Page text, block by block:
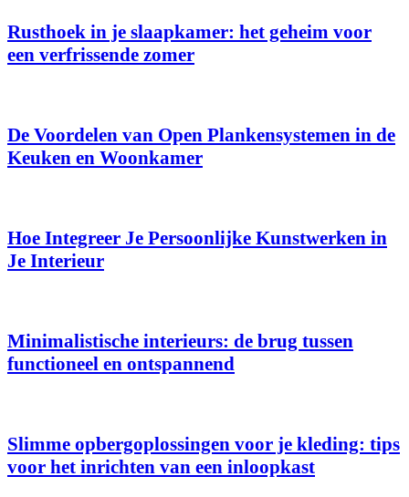
Rusthoek in je slaapkamer: het geheim voor
een verfrissende zomer
De Voordelen van Open Plankensystemen in de
Keuken en Woonkamer
Hoe Integreer Je Persoonlijke Kunstwerken in
Je Interieur
Minimalistische interieurs: de brug tussen
functioneel en ontspannend
Slimme opbergoplossingen voor je kleding: tips
voor het inrichten van een inloopkast